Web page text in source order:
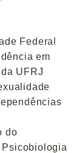
Federal
em
UFRJ
do
Psicobiologia